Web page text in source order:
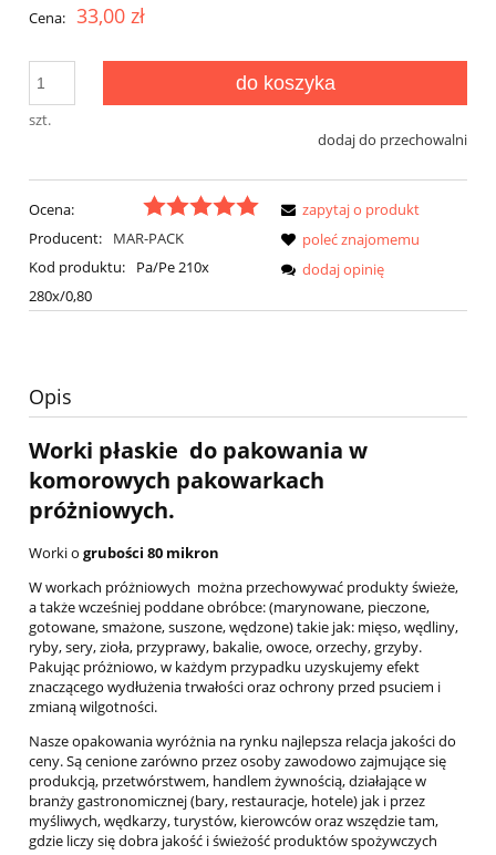
Cena: 33,00 zł
szt.
do koszyka
dodaj do przechowalni
Ocena:
Producent:
MAR-PACK
Kod produktu:
Pa/Pe 210x
280x/0,80
zapytaj o produkt
poleć znajomemu
dodaj opinię
Opis
Worki płaskie do pakowania w
komorowych pakowarkach
próżniowych.
Worki o grubości 80 mikron
W workach próżniowych można przechowywać produkty świeże,
a także wcześniej poddane obróbce: (marynowane, pieczone,
gotowane, smażone, suszone, wędzone) takie jak: mięso, wędliny,
ryby, sery, zioła, przyprawy, bakalie, owoce, orzechy, grzyby.
Pakując próżniowo, w każdym przypadku uzyskujemy efekt
znaczącego wydłużenia trwałości oraz ochrony przed psuciem i
zmianą wilgotności.
Nasze opakowania wyróżnia na rynku najlepsza relacja jakości do
ceny. Są cenione zarówno przez osoby zawodowo zajmujące się
produkcją, przetwórstwem, handlem żywnością, działające w
branży gastronomicznej (bary, restauracje, hotele) jak i przez
myśliwych, wędkarzy, turystów, kierowców oraz wszędzie tam,
gdzie liczy się dobra jakość i świeżość produktów spożywczych